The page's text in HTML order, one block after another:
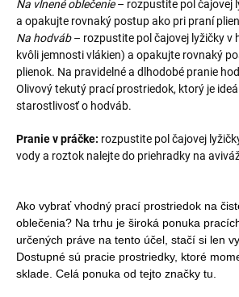
Na vlnené oblečenie– rozpustite pol čajovej
a opakujte rovnaký postup ako pri praní
Na hodváb– rozpustite pol čajovej lyžičky v
kvôli jemnosti vlákien) a opakujte rovnaký
plienok. Na pravidelné a dlhodobé pranie
Olivový tekutý prací prostriedok, ktorý je
starostlivosť o hodváb.
Pranie v práčke: rozpustite pol čajovej
vody a roztok nalejte do priehradky na
Ako vybrať vhodný prací prostriedok na
oblečenia? Na trhu je široká ponuka
určených práve na tento účel, stačí si len
Dostupné sú pracie prostriedky, ktoré
sklade. Celá ponuka od tejto značky tu.